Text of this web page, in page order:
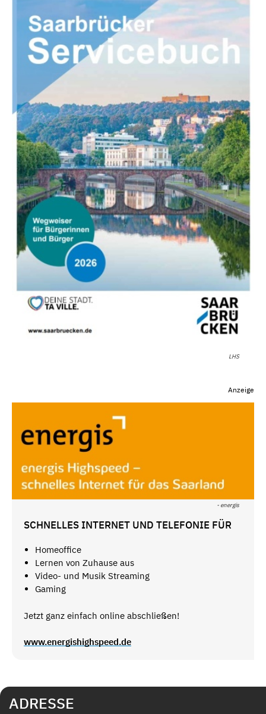
LHS
Anzeige
- energis
SCHNELLES INTERNET UND TELEFONIE FÜR
Homeoffice
Lernen von Zuhause aus
Video- und Musik Streaming
Gaming
Jetzt ganz einfach online abschließen!
www.energishighspeed.de
ADRESSE